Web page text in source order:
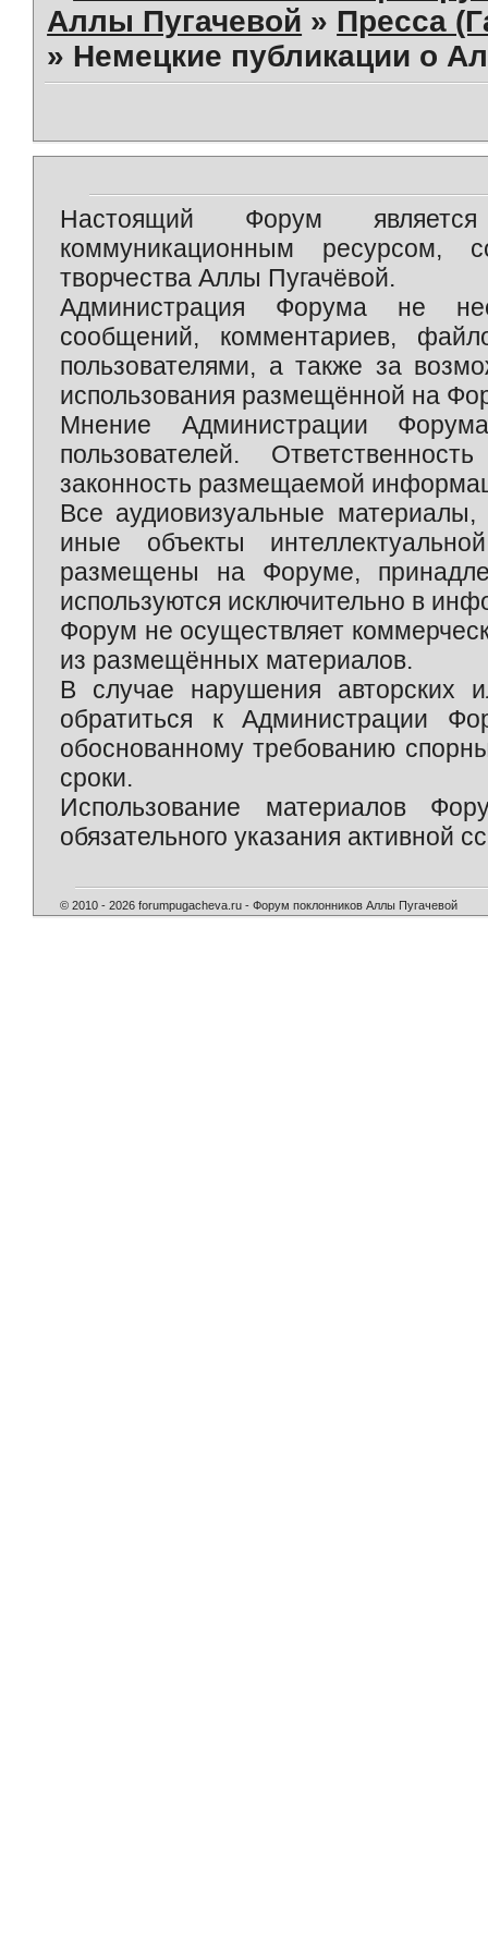
Аллы Пугачевой » Пресса
» Немецкие публикации о
Настоящий Форум является
коммуникационным ресурсом,
творчества Аллы Пугачёвой.
Администрация Форума не
сообщений, комментариев,
пользователями, а также за
использования размещённой на
Мнение Администрации
пользователей.
законность размещаемой
Все аудиовизуальные
иные объекты
размещены на Форуме,
используются исключительно в
Форум не осуществляет
из размещённых материалов.
В случае нарушения авторских
обратиться к Администрации
обоснованному требованию
сроки.
Использование материалов
обязательного указания активной
© 2010 - 2026 forumpugacheva.ru - Форум поклонников Аллы Пугачевой